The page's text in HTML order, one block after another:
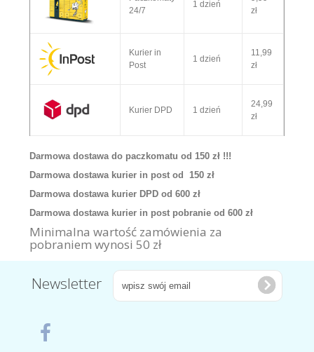
24/7
1 dzień
zł
Kurier in
Post
1 dzień
11,99
zł
Kurier DPD 1 dzień
24,99
zł
Darmowa dostawa do paczkomatu od 150 zł !!!
Darmowa dostawa kurier in post od 150 zł
Darmowa dostawa kurier DPD od 600 zł
Darmowa dostawa kurier in post pobranie od 600 zł
Minimalna wartość zamówienia za
pobraniem wynosi 50 zł
Newsletter